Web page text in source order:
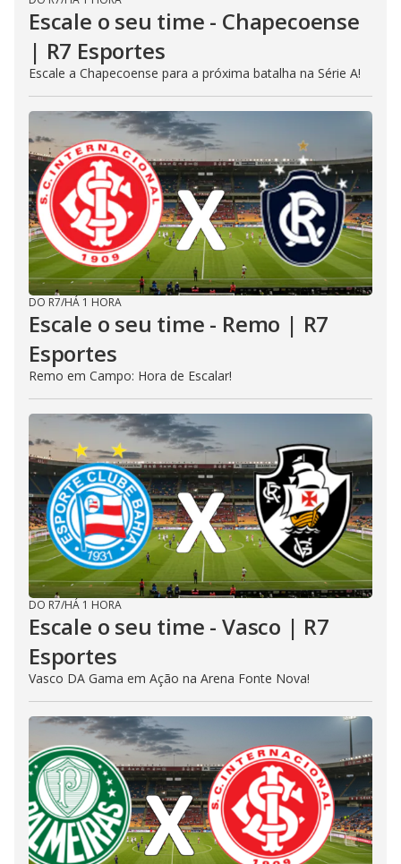
Escale o seu time - Chapecoense
| R7 Esportes
Escale a Chapecoense para a próxima batalha na Série A!
DO R7/HÁ 1 HORA
Escale o seu time - Remo | R7
Esportes
Remo em Campo: Hora de Escalar!
DO R7/HÁ 1 HORA
Escale o seu time - Vasco | R7
Esportes
Vasco DA Gama em Ação na Arena Fonte Nova!